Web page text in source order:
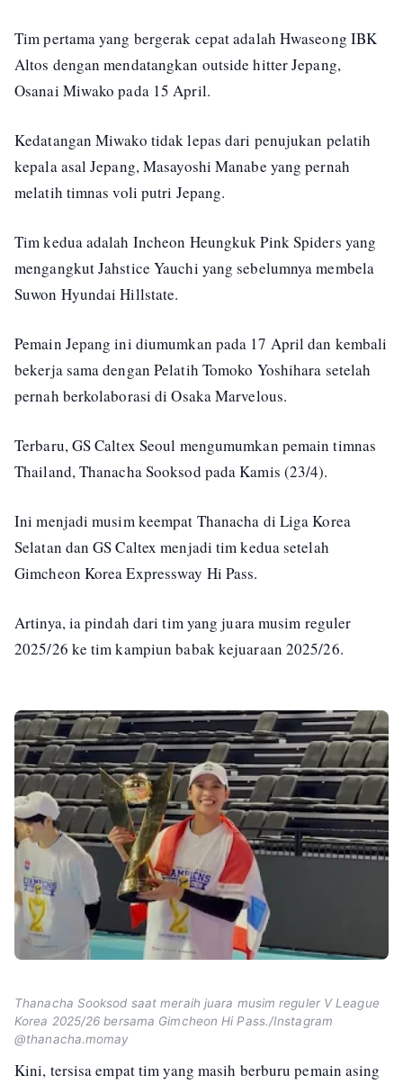
Tim pertama yang bergerak cepat adalah Hwaseong IBK
Altos dengan mendatangkan outside hitter Jepang,
Osanai Miwako pada 15 April.
Kedatangan Miwako tidak lepas dari penujukan pelatih
kepala asal Jepang, Masayoshi Manabe yang pernah
melatih timnas voli putri Jepang.
Tim kedua adalah Incheon Heungkuk Pink Spiders yang
mengangkut Jahstice Yauchi yang sebelumnya membela
Suwon Hyundai Hillstate.
Pemain Jepang ini diumumkan pada 17 April dan kembali
bekerja sama dengan Pelatih Tomoko Yoshihara setelah
pernah berkolaborasi di Osaka Marvelous.
Terbaru, GS Caltex Seoul mengumumkan pemain timnas
Thailand, Thanacha Sooksod pada Kamis (23/4).
Ini menjadi musim keempat Thanacha di Liga Korea
Selatan dan GS Caltex menjadi tim kedua setelah
Gimcheon Korea Expressway Hi Pass.
Artinya, ia pindah dari tim yang juara musim reguler
2025/26 ke tim kampiun babak kejuaraan 2025/26.
Thanacha Sooksod saat meraih juara musim reguler V League
Korea 2025/26 bersama Gimcheon Hi Pass./Instagram
@thanacha.momay
Kini, tersisa empat tim yang masih berburu pemain asing